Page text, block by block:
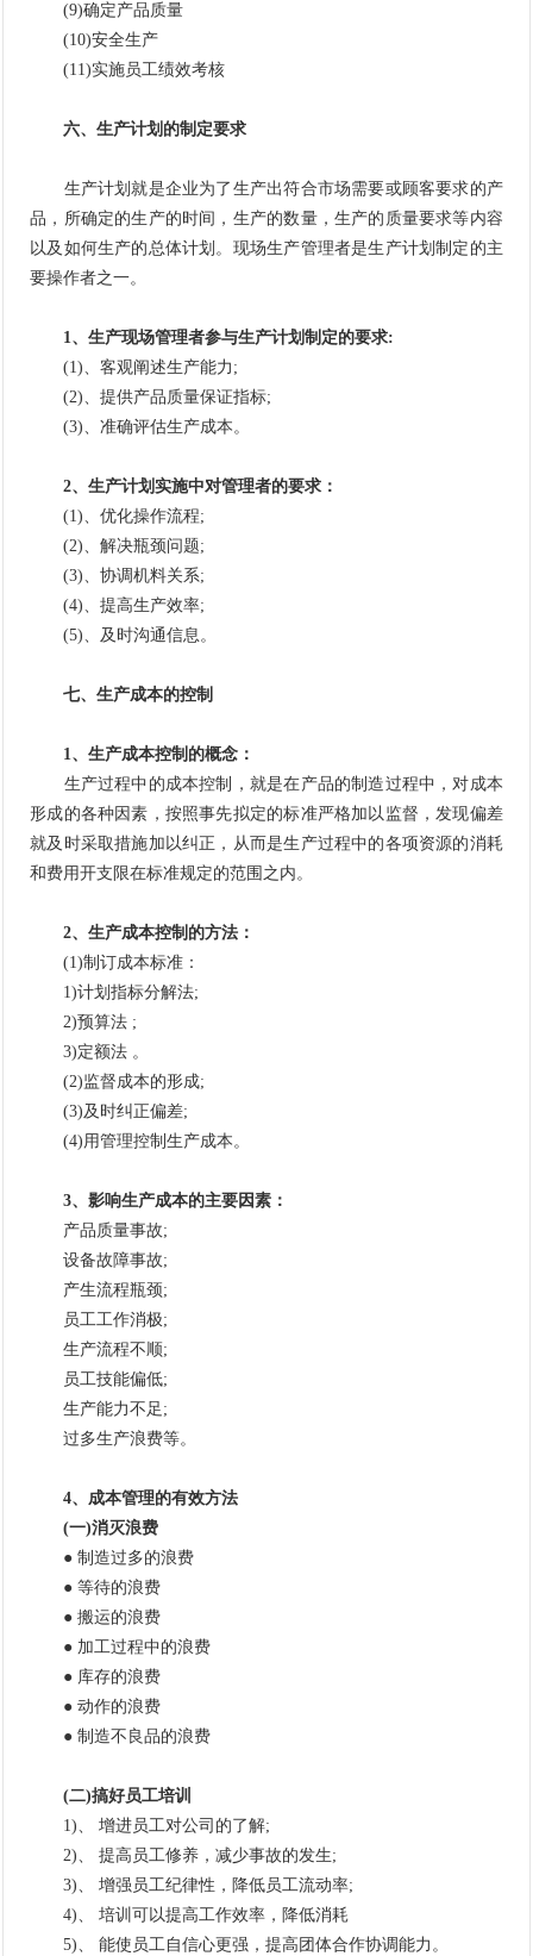
(9)确定产品质量
(10)安全生产
(11)实施员工绩效考核
六、生产计划的制定要求
生产计划就是企业为了生产出符合市场需要或顾客要求的产
品，所确定的生产的时间，生产的数量，生产的质量要求等内容
以及如何生产的总体计划。现场生产管理者是生产计划制定的主
要操作者之一。
1、生产现场管理者参与生产计划制定的要求:
(1)、客观阐述生产能力;
(2)、提供产品质量保证指标;
(3)、准确评估生产成本。
2、生产计划实施中对管理者的要求：
(1)、优化操作流程;
(2)、解决瓶颈问题;
(3)、协调机料关系;
(4)、提高生产效率;
(5)、及时沟通信息。
七、生产成本的控制
1、生产成本控制的概念：
生产过程中的成本控制，就是在产品的制造过程中，对成本
形成的各种因素，按照事先拟定的标准严格加以监督，发现偏差
就及时采取措施加以纠正，从而是生产过程中的各项资源的消耗
和费用开支限在标准规定的范围之内。
2、生产成本控制的方法：
(1)制订成本标准：
1)计划指标分解法;
2)预算法 ;
3)定额法 。
(2)监督成本的形成;
(3)及时纠正偏差;
(4)用管理控制生产成本。
3、影响生产成本的主要因素：
产品质量事故;
设备故障事故;
产生流程瓶颈;
员工工作消极;
生产流程不顺;
员工技能偏低;
生产能力不足;
过多生产浪费等。
4、成本管理的有效方法
(一)消灭浪费
● 制造过多的浪费
● 等待的浪费
● 搬运的浪费
● 加工过程中的浪费
● 库存的浪费
● 动作的浪费
● 制造不良品的浪费
(二)搞好员工培训
1)、 增进员工对公司的了解;
2)、 提高员工修养，减少事故的发生;
3)、 增强员工纪律性，降低员工流动率;
4)、 培训可以提高工作效率，降低消耗
5)、 能使员工自信心更强，提高团体合作协调能力。